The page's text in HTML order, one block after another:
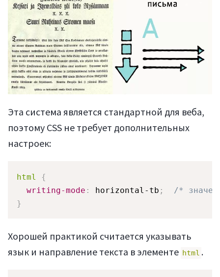
Эта система является стандартной для веба,
поэтому CSS не требует дополнительных
настроек:
html
{
writing-mode : horizontal-tb ;
/*
}
Хорошей практикой считается указывать
язык и направление текста в элементе html .